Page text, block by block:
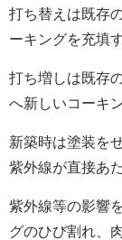
打ち替えは既存
ーキングを充填
打ち増しは既存
へ新しいコーキ
新築時は塗装を
紫外線が直接あ
紫外線等の影響
グのひび割れ、